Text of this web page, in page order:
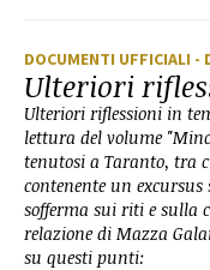
DOCUMENTI UFFICIALI -
Ulteriori
Ulteriori riflessioni in
lettura del volume
tenutosi a Taranto, tra
contenente un
sofferma sui riti e sulla
relazione di Mazza
su questi punti: